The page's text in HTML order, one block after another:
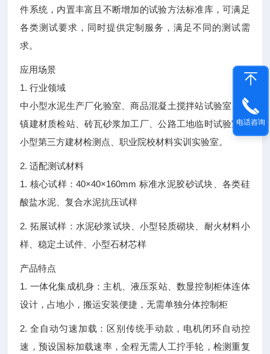
件系统，内置丰富且不断增加的试验方法标准库，可满足
各类测试要求，同时提供定制服务，满足不同的测试需
求。
应用场景
1. 行业领域
中小型水泥生产厂化验室、商品混凝土搅拌站试验室、乡
镇建材质检站、砖瓦砂浆加工厂、公路工地临时试验室、
小型第三方建材检测点、职业院校材料实训实验室。
2. 适配测试材料
1. 核心试样：40×40×160mm 标准水泥胶砂试块、各类硅
酸盐水泥、复合水泥抗压试样
2. 拓展试样：水泥砂浆试块、小型轻质砌块、耐火材料小
样、稳定土试件、小型石材芯样
产品特点
1. 一体化集成机身：主机、液压泵站、数显控制柜体连体
设计，占地小，搬运安装便捷，无需单独分体控制柜
2. 全自动匀速加载：区别传统手动款，电机闭环自动控
速，预设国标加载速率，全程无需人工拧手轮，检测重复
电话咨询